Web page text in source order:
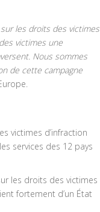
les droits des victimes
victimes une
Nous sommes
de cette campagne
victimes d’infraction
services des 12 pays
les droits des victimes
fortement d’un État